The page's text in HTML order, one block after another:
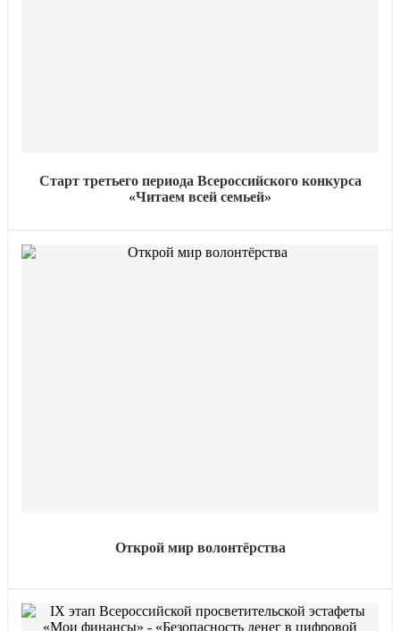
Старт третьего периода Всероссийского конкурса
«Читаем всей семьей»
Открой мир волонтёрства